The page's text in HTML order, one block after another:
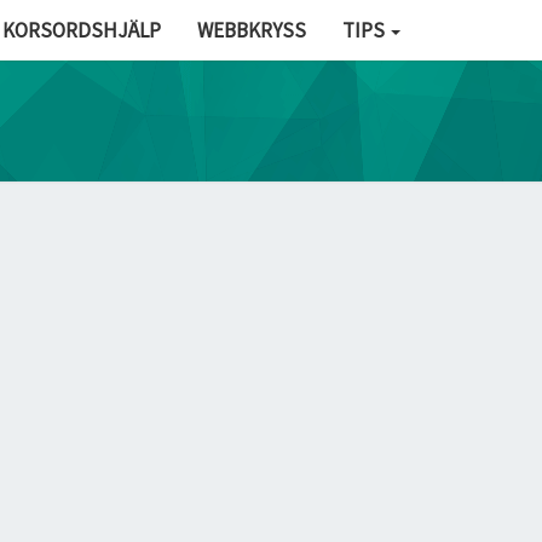
KORSORDSHJÄLP WEBBKRYSS TIPS